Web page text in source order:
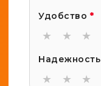
Удобство *
★ ★ ★
Надежность
★ ★ ★